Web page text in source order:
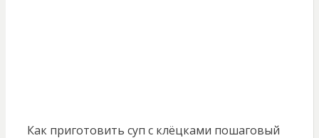
Как приготовить суп с клёцками пошаговый